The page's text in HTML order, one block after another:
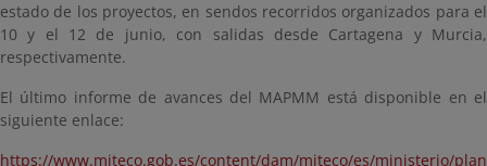
estado de los proyectos, en sendos recorridos organizados para el
10 y el 12 de junio, con salidas desde Cartagena y Murcia,
respectivamente.
El último informe de avances del MAPMM está disponible en el
siguiente enlace:
https://www.miteco.gob.es/content/dam/miteco/es/ministerio/